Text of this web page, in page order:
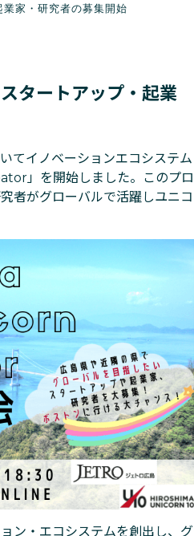
家・研究者の募集開始
ートアップ・起業
てイノベーションエコシステム
」を開始しました。このプロ
者がグローバルで活躍しユニコ
ン・エコシステムを創出し、グ